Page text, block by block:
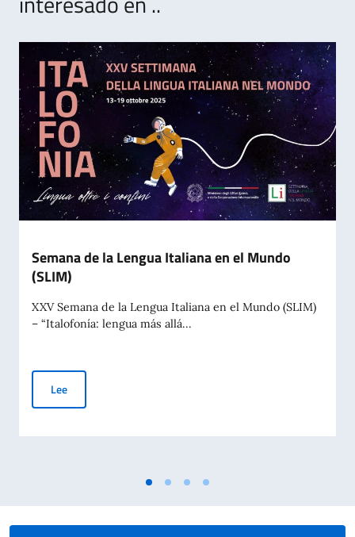
Semana de la Lengua Italiana en el Mundo
(SLIM)
XXV Semana de la Lengua Italiana en el Mundo (SLIM)
– “Italofonía: lengua más allá...
LeeSemana de la Lengua Italiana en el Mundo (SLIM)